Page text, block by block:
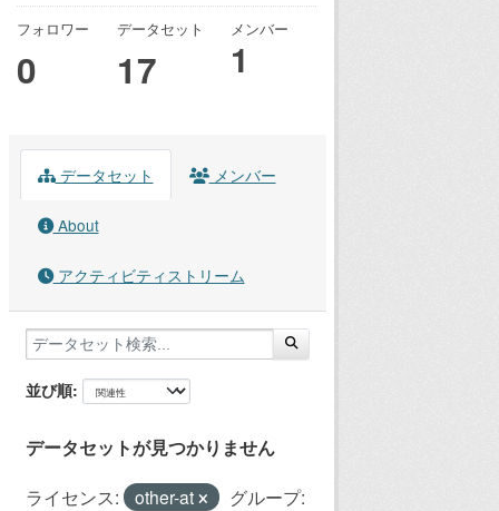
フォロワー
0
データセット
17
メンバー
1
データセット メンバー
About
アクティビティストリーム
並び順
データセットが見つかりません
ライセンス: other-at
グループ: